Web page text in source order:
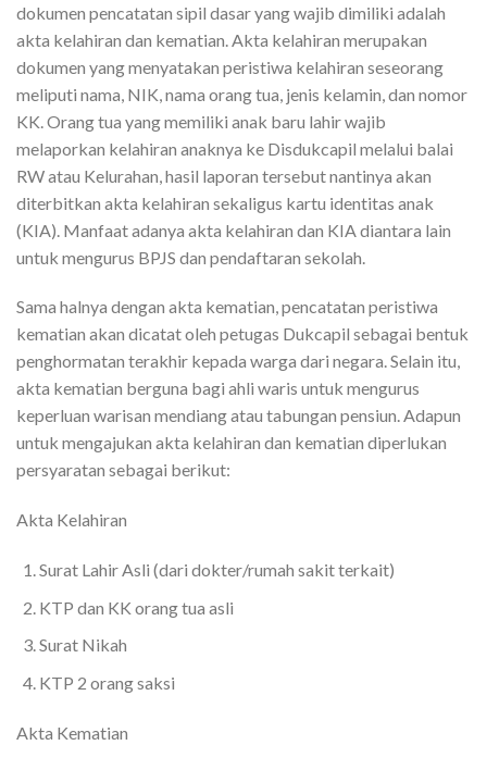
dokumen pencatatan sipil dasar yang wajib dimiliki adalah
akta kelahiran dan kematian. Akta kelahiran merupakan
dokumen yang menyatakan peristiwa kelahiran seseorang
meliputi nama, NIK, nama orang tua, jenis kelamin, dan nomor
KK. Orang tua yang memiliki anak baru lahir wajib
melaporkan kelahiran anaknya ke Disdukcapil melalui balai
RW atau Kelurahan, hasil laporan tersebut nantinya akan
diterbitkan akta kelahiran sekaligus kartu identitas anak
(KIA). Manfaat adanya akta kelahiran dan KIA diantara lain
untuk mengurus BPJS dan pendaftaran sekolah.
Sama halnya dengan akta kematian, pencatatan peristiwa
kematian akan dicatat oleh petugas Dukcapil sebagai bentuk
penghormatan terakhir kepada warga dari negara. Selain itu,
akta kematian berguna bagi ahli waris untuk mengurus
keperluan warisan mendiang atau tabungan pensiun. Adapun
untuk mengajukan akta kelahiran dan kematian diperlukan
persyaratan sebagai berikut:
Akta Kelahiran
Surat Lahir Asli (dari dokter/rumah sakit terkait)
KTP dan KK orang tua asli
Surat Nikah
KTP 2 orang saksi
Akta Kematian